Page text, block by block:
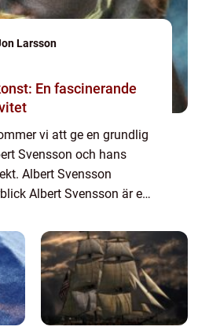
Larsson
En fascinerande
vi att ge en grundlig
Svensson och hans
Albert Svensson
Albert Svensson är en
projekt. Han är...